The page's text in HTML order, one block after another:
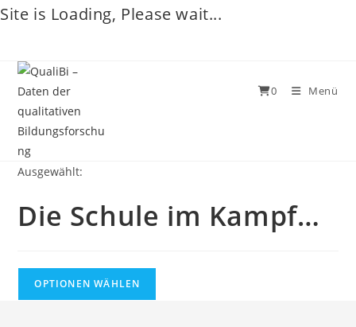
Site is Loading, Please wait...
Inhalt
springen
0 Menü
Ausgewählt:
Die Schule im Kampf…
OPTIONEN WÄHLEN